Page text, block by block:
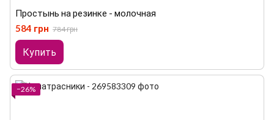
Простынь на резинке - молочная
584 грн 784 грн
Купить
−26%